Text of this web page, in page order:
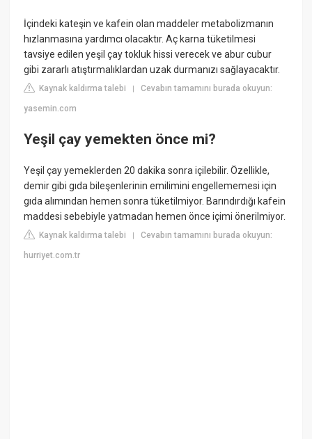
İçindeki kateşin ve kafein olan maddeler metabolizmanın
hızlanmasına yardımcı olacaktır. Aç karna tüketilmesi
tavsiye edilen yeşil çay tokluk hissi verecek ve abur cubur
gibi zararlı atıştırmalıklardan uzak durmanızı sağlayacaktır.
Kaynak kaldırma talebi |Cevabın tamamını burada okuyun:
yasemin.com
Yeşil çay yemekten önce mi?
Yeşil çay yemeklerden 20 dakika sonra içilebilir. Özellikle,
demir gibi gıda bileşenlerinin emilimini engellememesi için
gıda alımından hemen sonra tüketilmiyor. Barındırdığı kafein
maddesi sebebiyle yatmadan hemen önce içimi önerilmiyor.
Kaynak kaldırma talebi |Cevabın tamamını burada okuyun:
hurriyet.com.tr